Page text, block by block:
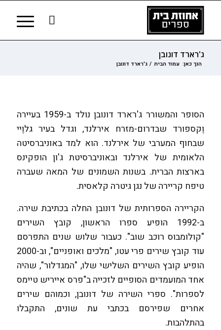
ג'רארד דונובן
הנך כאן: עמוד הבית / ג'רארד דונובן
הסופר והמשורר ג'רארד דונובן נולד ב-1959 בעיירה
וֶקספורד שבדרום-מזרח אירלנד, וגדל בעיר גלוֶיי
שבחוף המערבי של אירלנד. הוא למד באוניברסיטה
הלאומית של אירלנד ובאוניברסיטת ג'ון הופקינס
בארצות הברית. בשנות השמונים של המאה שעברה
טיפח קריירה של נגן גיטרה קלאסית.
הקריירה הספרותית של דונובן החלה בכתיבת שירה.
ב-1992 הופיע ספרו הראשון, קובץ השירים
"קולומבוס רוכב שוב". כעבור שלוש שנים התפרסם
עוד קובץ שירים פרי עטו, "מלכים ואופניים", וב-2000
הופיע קובץ השירים השלישי שלו, "המגדלור", שהיה
אחד המועמדים הסופיים לזכייה ב"פרס אייריש טיימס
לספרות". ספרי השירה של דונובן, וכמוהם שירים
אחרים שפירסם בכתבי עת שונים, התקבלו
בהתלהבות.